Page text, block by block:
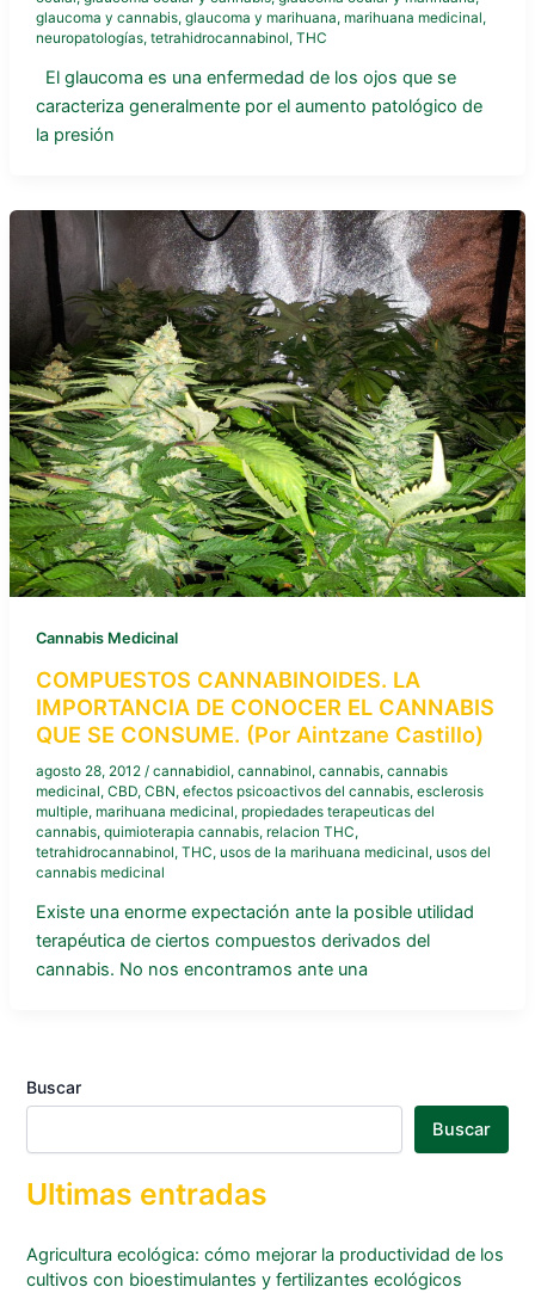
glaucoma y cannabis, glaucoma y marihuana, marihuana medicinal,
neuropatologías, tetrahidrocannabinol, THC
El glaucoma es una enfermedad de los ojos que se
caracteriza generalmente por el aumento patológico de
la presión
Cannabis Medicinal
COMPUESTOS CANNABINOIDES. LA
IMPORTANCIA DE CONOCER EL CANNABIS
QUE SE CONSUME. (Por Aintzane Castillo)
agosto 28, 2012 / cannabidiol, cannabinol, cannabis, cannabis
medicinal, CBD, CBN, efectos psicoactivos del cannabis, esclerosis
multiple, marihuana medicinal, propiedades terapeuticas del
cannabis, quimioterapia cannabis, relacion THC,
tetrahidrocannabinol, THC, usos de la marihuana medicinal, usos del
cannabis medicinal
Existe una enorme expectación ante la posible utilidad
terapéutica de ciertos compuestos derivados del
cannabis. No nos encontramos ante una
Buscar
Buscar
Ultimas entradas
Agricultura ecológica: cómo mejorar la productividad de los
cultivos con bioestimulantes y fertilizantes ecológicos